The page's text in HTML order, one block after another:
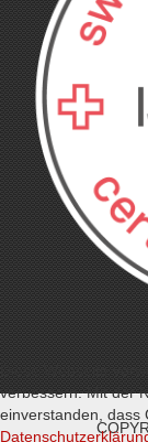
verbessern. Mit der
einverstanden, dass